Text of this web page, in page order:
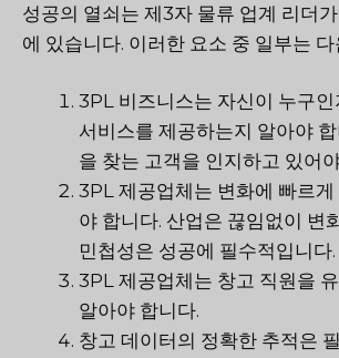
성공의 열쇠는 제3자 물류 업계 리더
에 있습니다. 이러한 요소 중 일부는
3PL 비즈니스는 자신이 누구인
서비스를 제공하는지 알아야
을 찾는 고객을 인지하고 있어
3PL 제공업체는 변화에 빠르게
야 합니다. 산업은 끊임없이 변
민첩성은 성공에 필수적입니다.
3PL 제공업체는 창고 직원을
알아야 합니다.
창고 데이터의 정확한 추적은